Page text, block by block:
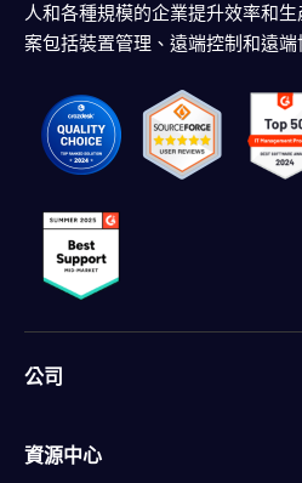
人和各種規模的企業提升效率和
案包括裝置管理、遠端控制和遠端
公司
資源中心